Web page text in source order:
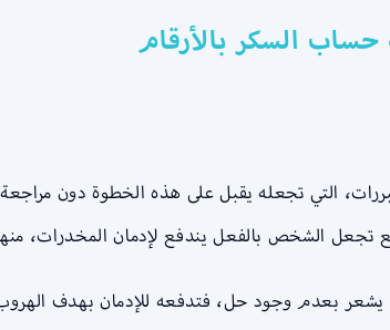
السكر بالأرقام
التي تجعله يقبل على هذه الخطوة دون
تجعل الشخص بالفعل يندفع لإدمان المخدرات،
يشعر بعدم وجود حل، فتدفعه للإدمان بهدف